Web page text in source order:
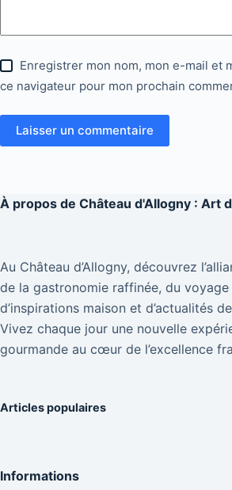
Enregistrer mon nom, mon e-mail et
ce navigateur pour mon prochain
Laisser un commentaire
À propos de Château d'Allogny : Art
Au Château d’Allogny, découvrez
de la gastronomie raffinée, du voyage
d’inspirations maison et d’actualités
Vivez chaque jour une nouvelle
gourmande au cœur de l’excellence
Articles populaires
Informations